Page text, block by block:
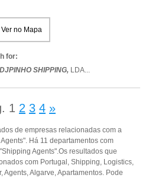
Ver no Mapa
for:
DJPINHO SHIPPING, LDA...
1 2 3 4 »
de empresas relacionadas com a
Há 11 departamentos com
Agents".Os resultados que
com Portugal, Shipping, Logistics,
Agents, Algarve, Apartamentos. Pode